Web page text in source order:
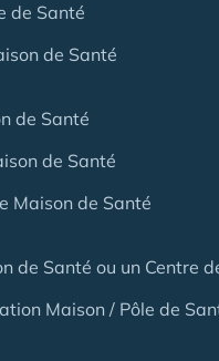
de Santé
de Santé
de Santé
de Santé
Maison de Santé
de Santé ou un Centre
Maison / Pôle de